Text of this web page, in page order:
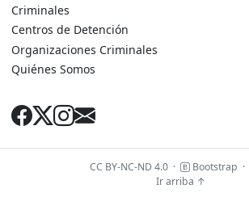
Criminales
Centros de Detención
Organizaciones Criminales
Quiénes Somos
CC BY-NC-ND 4.0 · Bootstrap ·
Ir arriba ↑